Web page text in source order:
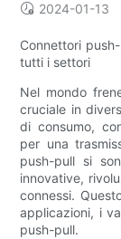
2024-01-13
Connettori
tutti i settori
Nel mondo
cruciale in
di consumo,
per una
push-pull si
innovative,
connessi.
applicazioni, i
push-pull.